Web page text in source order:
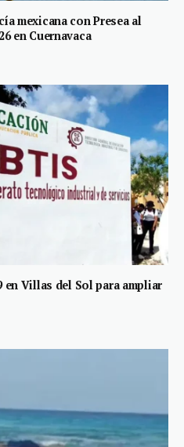
mexicana con Presea al
en Cuernavaca
en Villas del Sol para ampliar